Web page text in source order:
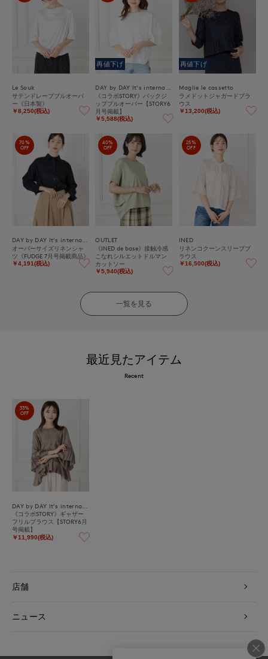
Le Souk
サテンドレーププルオーバ
ー《日本製》
￥8,250(税込)
再値下げ
《コラボSTORY》バックジ
ッププルオーバー【STORY6
月号掲載】
￥5,588(税込)
再値下げ
Maglie le cassetto
ラメドットジャガードブラ
ウス
￥13,200(税込)
70%
OFF
オーバーサイズリネンシャ
ツ《FUDGE 7月号掲載商品》
￥4,191(税込)
40%
OFF
OUTLET
《INED de base》接触冷感
こなれシルエットドルマン
カットソー
￥5,940(税込)
25%
OFF
INED
リネンコクーンスリーブブ
ラウス
￥16,500(税込)
一覧を見る
最近見たアイテム
Recent
33%
OFF
《コラボSTORY》ギャザー
フリルブラウス【STORY6月
号掲載】
￥11,990(税込)
店舗
ニュース